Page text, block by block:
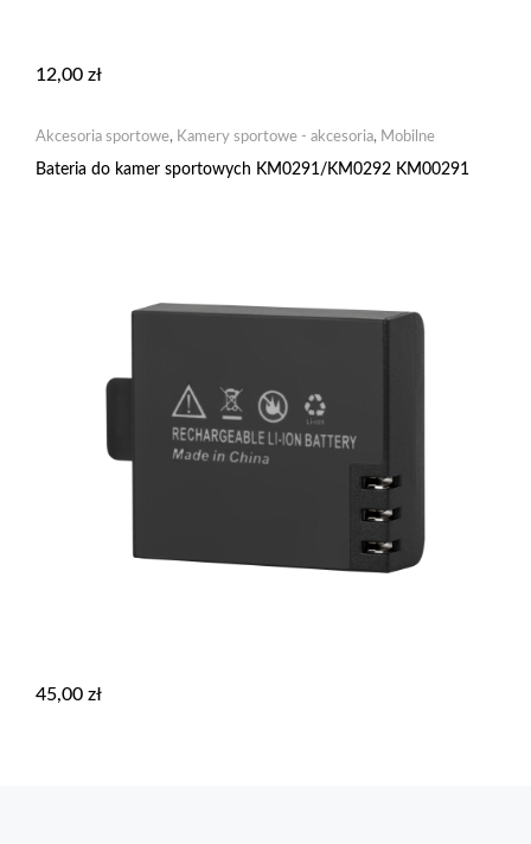
12,00 zł
Akcesoria sportowe, Kamery sportowe - akcesoria, Mobilne
Bateria do kamer sportowych KM0291/KM0292 KM00291
45,00 zł